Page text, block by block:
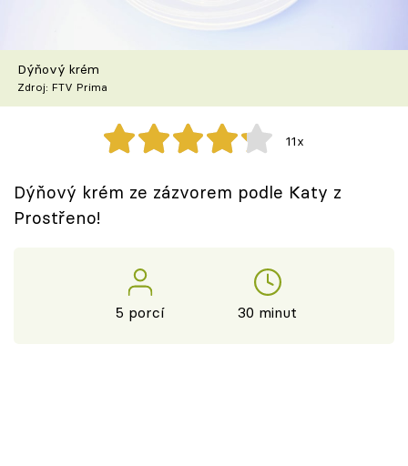
Recepty z TV
Speciál: Cuketa
Těhotnej kuchař
Sledujte prima+
Dýňový krém
Zdroj: FTV Prima
11x
Dýňový krém ze zázvorem podle Katy z
Prostřeno!
5 porcí 30 minut